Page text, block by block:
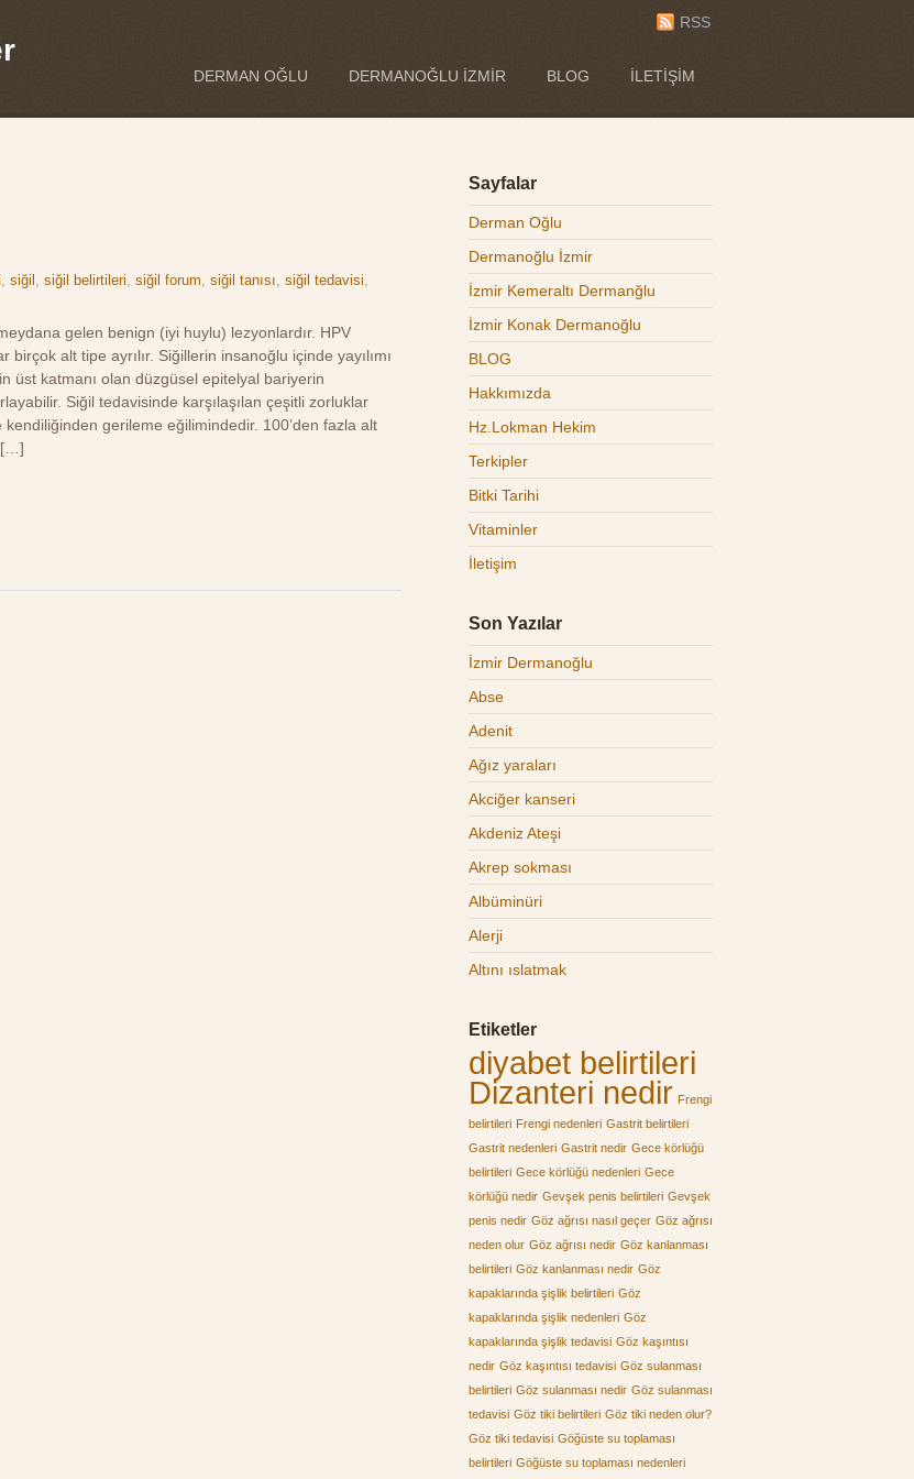
DERMAN OĞLU DERMANOĞLU İZMIR BLOG İLETIŞIM
RSS
,siğil ,siğil belirtileri,siğil forum,siğil tanısı,siğil tedavisi,
gelen benign (iyi huylu) lezyonlardır. HPV
alt tipe ayrılır. Siğillerin insanoğlu içinde yayılımı
üst katmanı olan düzgüsel epitelyal bariyerin
Siğil tedavisinde karşılaşılan çeşitli zorluklar
gerileme eğilimindedir. 100’den fazla alt
[…]
Sayfalar
Derman Oğlu
Dermanoğlu İzmir
İzmir Kemeraltı Dermanğlu
İzmir Konak Dermanoğlu
BLOG
Hakkımızda
Hz.Lokman Hekim
Terkipler
Bitki Tarihi
Vitaminler
İletişim
Son Yazılar
İzmir Dermanoğlu
Abse
Adenit
Ağız yaraları
Akciğer kanseri
Akdeniz Ateşi
Akrep sokması
Albüminüri
Alerji
Altını ıslatmak
Etiketler
diyabet belirtileri
Dizanteri nedir Frengi
belirtileri Frengi nedenleri Gastrit belirtileri
Gastrit nedenleri Gastrit nedir Gece körlüğü
belirtileri Gece körlüğü nedenleri Gece
körlüğü nedir Gevşek penis belirtileri Gevşek
penis nedir Göz ağrısı nasıl geçer Göz ağrısı
neden olur Göz ağrısı nedir Göz kanlanması
belirtileri Göz kanlanması nedir Göz
kapaklarında şişlik belirtileri Göz
kapaklarında şişlik nedenleri Göz
kapaklarında şişlik tedavisi Göz kaşıntısı
nedir Göz kaşıntısı tedavisi Göz sulanması
belirtileri Göz sulanması nedir Göz sulanması
tedavisi Göz tiki belirtileri Göz tiki neden olur?
Göz tiki tedavisi Göğüste su toplaması
belirtileri Göğüste su toplaması nedenleri